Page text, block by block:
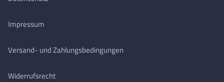
Impressum
Versand- und Zahlungsbedingungen
Widerrufsrecht